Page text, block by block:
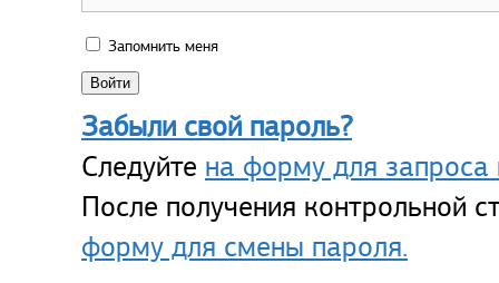
Запомнить меня
Забыли свой пароль?
Следуйте на форму для запроса
После получения контрольной
форму для смены пароля.